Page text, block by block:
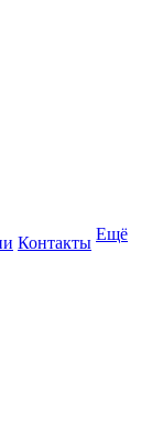
Контакты Ещё